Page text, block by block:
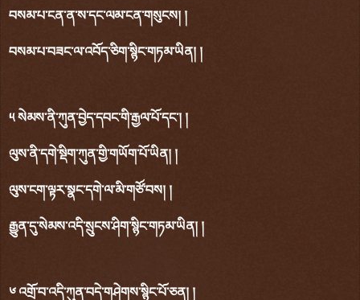
བསམ་པ་ངན་ན་ས་དང་ལམ་ངན་གསུངས། །
བསམ་པ་བཟང་ལ་འབོད་ཅིག་སྙིང་གཏམ་ཡིན། །
༥ སེམས་ནི་ཀུན་བྱེད་དབང་གི་རྒྱལ་པོ་དང་། །
ལུས་ནི་དགེ་སྡིག་ཀུན་གྱི་གཡོག་པོ་ཡིན། །
ལུས་ངག་ལྟར་སྣང་དགེ་ལ་མི་གཙོ་བས། །
རྒྱུན་དུ་སེམས་འདི་སྲུངས་ཤིག་སྙིང་གཏམ་ཡིན། །
༦ འགྲོ་བ་འདི་ཀུན་བདེ་གཤེགས་སྙིང་པོ་ཅན། །